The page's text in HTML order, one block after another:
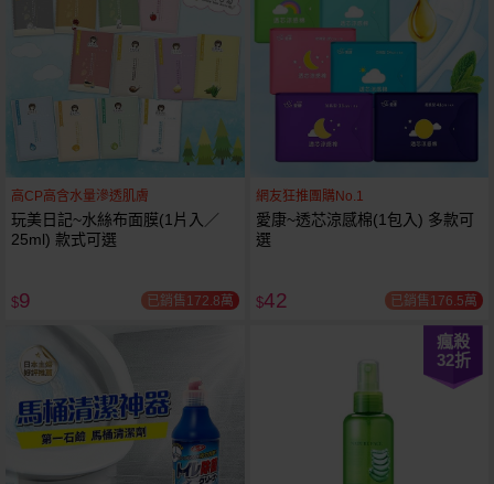
高CP高含水量滲透肌膚
玩美日記~水絲布面膜(1片入／
25ml) 款式可選
$9 已銷售172.8萬
網友狂推團購No.1
愛康~透芯涼感棉(1包入) 多款可
選
$42 已銷售176.5萬
瘋殺
32折